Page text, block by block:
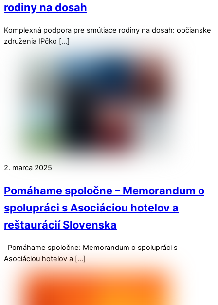
rodiny na dosah
Komplexná podpora pre smútiace rodiny na dosah: občianske
združenia IPčko […]
2. marca 2025
Pomáhame spoločne – Memorandum o
spolupráci s Asociáciou hotelov a
reštaurácií Slovenska
Pomáhame spoločne: Memorandum o spolupráci s
Asociáciou hotelov a […]